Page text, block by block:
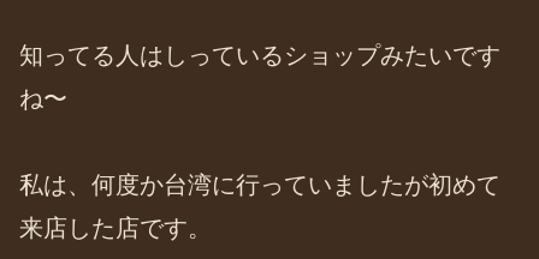
知ってる人はしっているショップみたいです
ね〜
私は、何度か台湾に行っていましたが初めて
来店した店です。